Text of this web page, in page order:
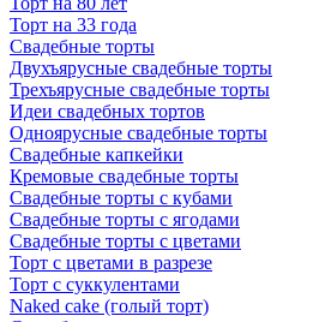
Торт на 33 года
Свадебные торты
Двухъярусные свадебные торты
Трехъярусные свадебные торты
Идеи свадебных тортов
Одноярусные свадебные торты
Свадебные капкейки
Кремовые свадебные торты
Свадебные торты с кубами
Свадебные торты с ягодами
Свадебные торты с цветами
Торт с цветами в разрезе
Торт с суккулентами
Naked cake (голый торт)